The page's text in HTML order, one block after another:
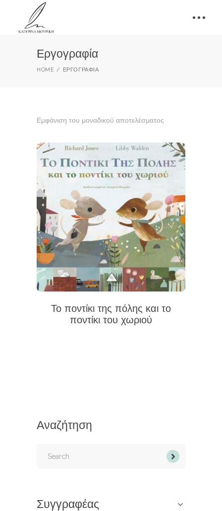
Εργογραφία
HOME ΕΡΓΟΓΡΑΦΊΑ
Εμφάνιση του μοναδικού αποτελέσματος
Το ποντίκι της πόλης και το
ποντίκι του χωριού
Αναζήτηση
Συγγραφέας